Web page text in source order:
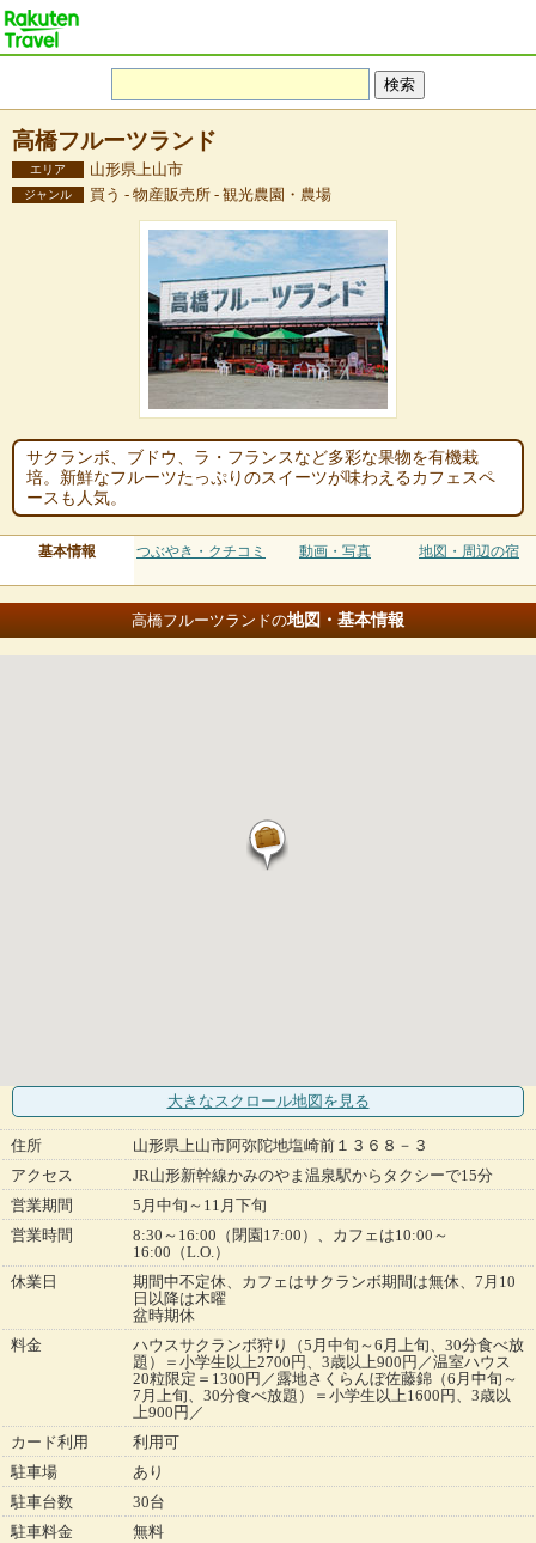
高橋フルーツランド
エリア 山形県上山市
ジャンル 買う - 物産販売所 - 観光農園・農場
サクランボ、ブドウ、ラ・フランスなど多彩な果物を有機栽
培。新鮮なフルーツたっぷりのスイーツが味わえるカフェスペ
ースも人気。
基本情報 つぶやき・クチコミ 動画・写真 地図・周辺の宿
高橋フルーツランドの地図・基本情報
大きなスクロール地図 を見る
住所
山形県上山市阿弥陀地塩崎前１３６８－３
アクセス
JR山形新幹線かみのやま温泉駅からタクシーで15分
営業期間
5月中旬～11月下旬
営業時間
8:30～16:00（閉園17:00）、カフェは10:00～
16:00（L.O.）
休業日
期間中不定休、カフェはサクランボ期間は無休、7月10
日以降は木曜
盆時期休
料金
ハウスサクランボ狩り（5月中旬～6月上旬、30分食べ放
題）＝小学生以上2700円、3歳以上900円／温室ハウス
20粒限定＝1300円／露地さくらんぼ佐藤錦（6月中旬～
7月上旬、30分食べ放題）＝小学生以上1600円、3歳以
上900円／
カード利用
利用可
駐車場
あり
駐車台数
30台
駐車料金
無料